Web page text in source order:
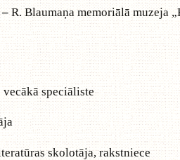
–R. Blaumaņa memoriālā muzeja
speciāliste
skolotāja, rakstniece